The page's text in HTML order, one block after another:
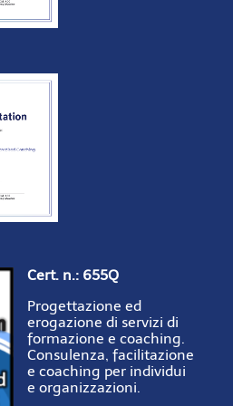
Cert. n.: 655Q
Progettazione ed
erogazione di servizi di
formazione e coaching.
Consulenza, facilitazione
e coaching per individui
e organizzazioni.